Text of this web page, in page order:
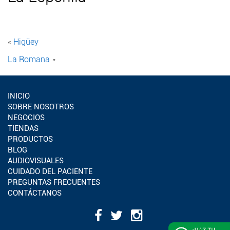
« Higüey
La Romana »
INICIO
SOBRE NOSOTROS
NEGOCIOS
TIENDAS
PRODUCTOS
BLOG
AUDIOVISUALES
CUIDADO DEL PACIENTE
PREGUNTAS FRECUENTES
CONTÁCTANOS